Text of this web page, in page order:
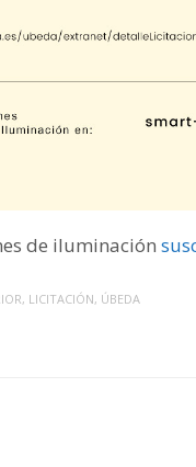
de iluminación
, LICITACIÓN, ÚBEDA